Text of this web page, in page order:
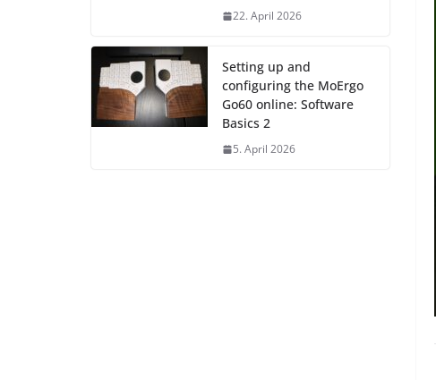
22. April 2026
Setting up and
configuring the MoErgo
Go60 online: Software
Basics 2
5. April 2026